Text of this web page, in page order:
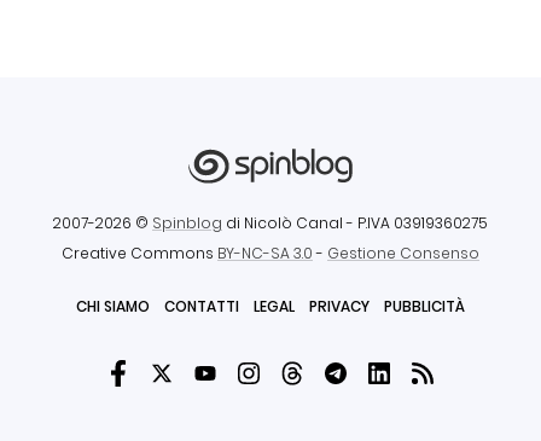
2007-2026 © Spinblog di Nicolò Canal - P.IVA 03919360275
Creative Commons BY-NC-SA 3.0- Gestione Consenso
CHI SIAMO CONTATTI LEGAL PRIVACY PUBBLICITÀ